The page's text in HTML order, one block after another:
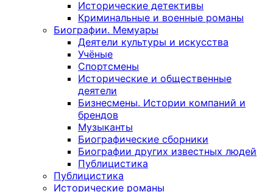
Исторические детективы
Криминальные и военные романы
Биографии. Мемуары
Деятели культуры и искусства
Учёные
Спортсмены
Исторические и общественные
деятели
Бизнесмены. Истории компаний и
брендов
Музыканты
Биографические сборники
Биографии других известных людей
Публицистика
Публицистика
Исторические романы